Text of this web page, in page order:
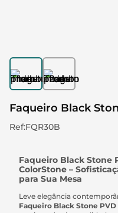
Faqueiro Black
Ref:FQR30B
Faqueiro Black Stone
ColorStone –
para Sua Mesa
Leve elegância
Faqueiro Black Stone